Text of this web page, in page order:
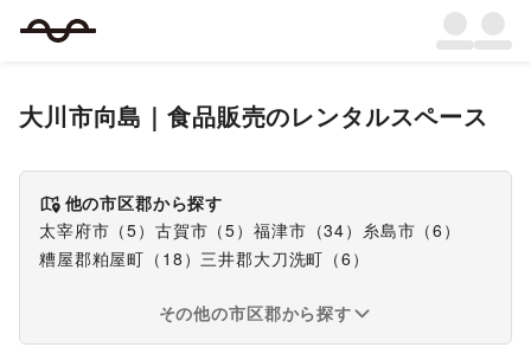
大川市向島 ｜食品販売のレンタルスペース
他の市区郡から探す
太宰府市 （5） 古賀市 （5） 福津市 （34） 糸島市 （6 ）
糟屋郡粕屋町 （ 18 ）三井郡大刀洗町 （6 ）
その他の市区郡から探す